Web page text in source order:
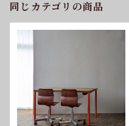
同じカテゴリの商品